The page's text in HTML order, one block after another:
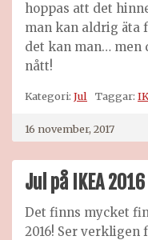
hoppas att det
man kan aldrig äta
det kan man… men
nått!
Kategori: Jul Taggar:
16 november, 2017
Jul på IKEA 2016
Det finns mycket
2016! Ser verkligen